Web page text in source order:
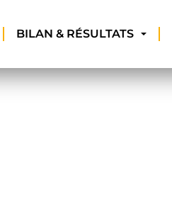
BILAN & RÉSULTATS